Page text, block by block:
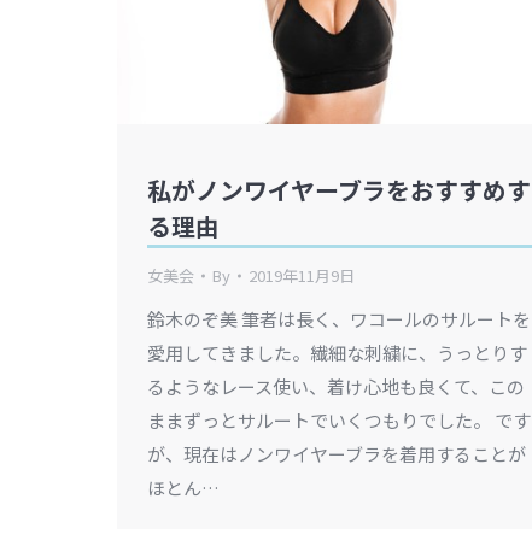
私がノンワイヤーブラをおすすめす
る理由
女美会 By 2019年11月9日
鈴木のぞ美 筆者は長く、ワコールのサルートを
愛用してきました。繊細な刺繍に、うっとりす
るようなレース使い、着け心地も良くて、この
ままずっとサルートでいくつもりでした。 です
が、現在はノンワイヤーブラを着用することが
ほとん…